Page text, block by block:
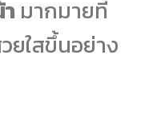
มากมายที่
ยใสขึ้นอย่าง